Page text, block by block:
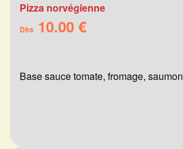
Pizza norvégienne
Dès 10.00 €
Base sauce tomate, fromage,